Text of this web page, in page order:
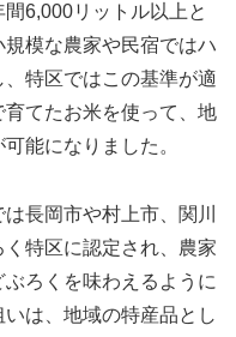
6,000リットル以上と
模な農家や民宿ではハ
特区ではこの基準が適
てたお米を使って、地
能になりました。
長岡市や村上市、関川
特区に認定され、農家
ろくを味わえるように
は、地域の特産品とし